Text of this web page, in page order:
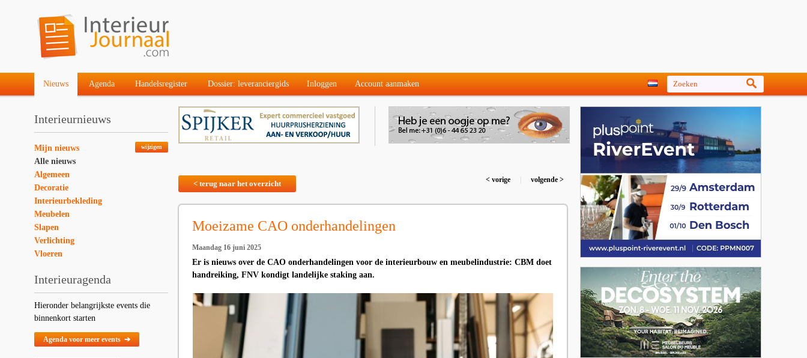
Nieuws Agenda Handelsregister Dossier: leveranciergids Inloggen Account aanmaken
Interieurnieuws
wijzigen
Mijn nieuws
Alle nieuws
Algemeen
Decoratie
Interieurbekleding
Meubelen
Slapen
Verlichting
Vloeren
Interieuragenda
Hieronder belangrijkste events die
binnenkort starten
Agenda voor meer events ➔
< terug naar het overzicht < vorige volgende >
Moeizame CAO onderhandelingen
Maandag 16 juni 2025
Er is nieuws over de CAO onderhandelingen voor de interieurbouw en meubelindustrie: CBM doet
handreiking, FNV kondigt landelijke staking aan.